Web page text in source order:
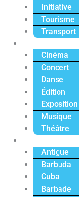
Initiative
Tourisme
Transport
Cinéma
Concert
Danse
Édition
Exposition
Musique
Théâtre
Antigue
Barbuda
Cuba
Barbade